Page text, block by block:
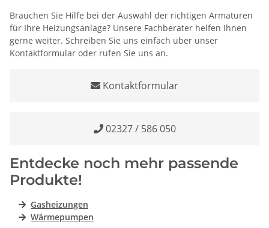
Brauchen Sie Hilfe bei der Auswahl der richtigen Armaturen
für Ihre Heizungsanlage? Unsere Fachberater helfen Ihnen
gerne weiter. Schreiben Sie uns einfach über unser
Kontaktformular oder rufen Sie uns an.
Kontaktformular
02327 / 586 050
Entdecke noch mehr passende
Produkte!
Gasheizungen
Wärmepumpen